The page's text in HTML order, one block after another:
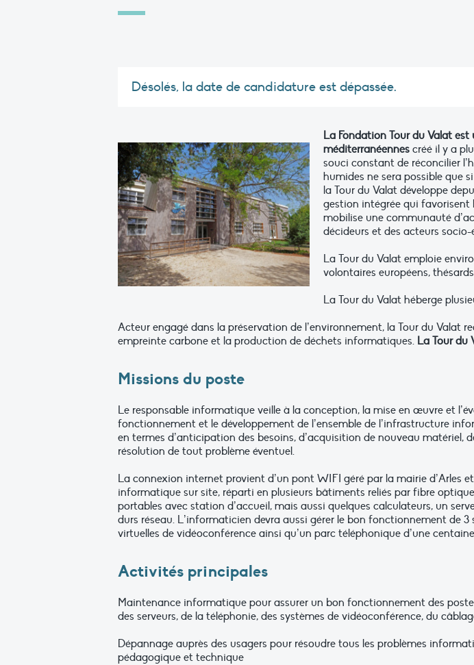
Désolés, la date de candidature est dépassée.
La Fondation Tour du Valat
méditerranéennes créé il y a
souci constant de réconcilier
humides ne sera possible que
la Tour du Valat développe
gestion intégrée qui favorisent
mobilise une communauté
décideurs et des acteurs
La Tour du Valat emploie
volontaires européens,
La Tour du Valat héberge
Acteur engagé dans la préservation de l’environnement, la Tour du Valat
empreinte carbone et la production de déchets informatiques. La Tour du
Missions du poste
Le responsable informatique veille à la conception, la mise en œuvre et
fonctionnement et le développement de l’ensemble de l’infrastructure
en termes d’anticipation des besoins, d’acquisition de nouveau
résolution de tout problème éventuel.
La connexion internet provient d’un pont WIFI géré par la mairie d’Arles
informatique sur site, réparti en plusieurs bâtiments reliés par fibre
portables avec station d’accueil, mais aussi quelques calculateurs, un
durs réseau. L’informaticien devra aussi gérer le bon fonctionnement de
virtuelles de vidéoconférence ainsi qu’un parc téléphonique d’une
Activités principales
Maintenance informatique pour assurer un bon fonctionnement des
des serveurs, de la téléphonie, des systèmes de vidéoconférence, du
Dépannage auprès des usagers pour résoudre tous les problèmes
pédagogique et technique